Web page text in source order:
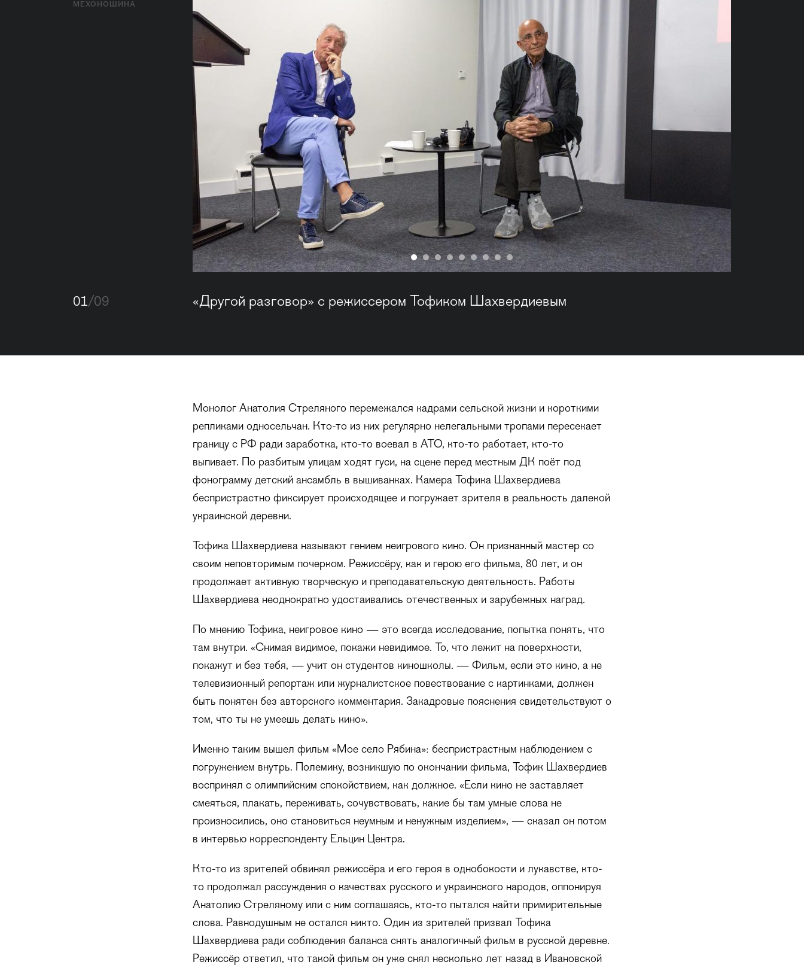
МЕХОНОШИНА
01/09 «Другой разговор» с режиссером Тофиком Шахвердиевым
Монолог Анатолия Стреляного перемежался кадрами сельской жизни и короткими
репликами односельчан. Кто-то из них регулярно нелегальными тропами пересекает
границу с РФ ради заработка, кто-то воевал в АТО, кто-то работает, кто-то
выпивает. По разбитым улицам ходят гуси, на сцене перед местным ДК поёт под
фонограмму детский ансамбль в вышиванках. Камера Тофика Шахвердиева
беспристрастно фиксирует происходящее и погружает зрителя в реальность далекой
украинской деревни.
Тофика Шахвердиева называют гением неигрового кино. Он признанный мастер со
своим неповторимым почерком. Режиссёру, как и герою его фильма, 80 лет, и он
продолжает активную творческую и преподавательскую деятельность. Работы
Шахвердиева неоднократно удостаивались отечественных и зарубежных наград.
По мнению Тофика, неигровое кино — это всегда исследование, попытка понять, что
там внутри. «Снимая видимое, покажи невидимое. То, что лежит на поверхности,
покажут и без тебя, — учит он студентов киношколы. — Фильм, если это кино, а не
телевизионный репортаж или журналистское повествование с картинками, должен
быть понятен без авторского комментария. Закадровые пояснения свидетельствуют о
том, что ты не умеешь делать кино».
Именно таким вышел фильм «Мое село Рябина»: беспристрастным наблюдением с
погружением внутрь. Полемику, возникшую по окончании фильма, Тофик Шахвердиев
воспринял с олимпийским спокойствием, как должное. «Если кино не заставляет
смеяться, плакать, переживать, сочувствовать, какие бы там умные слова не
произносились, оно становиться неумным и ненужным изделием», — сказал он потом
в интервью корреспонденту Ельцин Центра.
Кто-то из зрителей обвинял режиссёра и его героя в однобокости и лукавстве, кто-
то продолжал рассуждения о качествах русского и украинского народов, оппонируя
Анатолию Стреляному или с ним соглашаясь, кто-то пытался найти примирительные
слова. Равнодушным не остался никто. Один из зрителей призвал Тофика
Шахвердиева ради соблюдения баланса снять аналогичный фильм в русской деревне.
Режиссёр ответил, что такой фильм он уже снял несколько лет назад в Ивановской